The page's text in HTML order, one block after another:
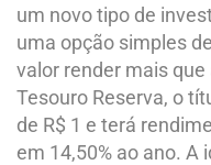
um novo tipo de
uma opção simples
valor render mais
Tesouro Reserva, o
de R$ 1 e terá
em 14,50% ao ano. A